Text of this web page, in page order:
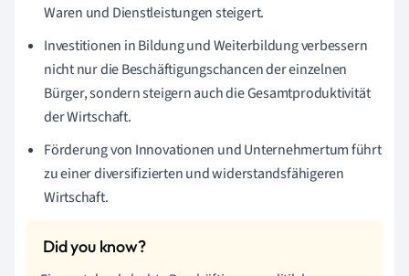
Waren und Dienstleistungen steigert.
Investitionen in Bildung und Weiterbildung verbessern
nicht nur die Beschäftigungschancen der einzelnen
Bürger, sondern steigern auch die Gesamtproduktivität
der Wirtschaft.
Förderung von Innovationen und Unternehmertum führt
zu einer diversifizierten und widerstandsfähigeren
Wirtschaft.